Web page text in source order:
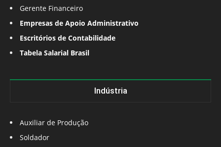
Gerente Financeiro
Empresas de Apoio Administrativo
Escritórios de Contabilidade
Tabela Salarial Brasil
Indústria
Auxiliar de Produção
Soldador